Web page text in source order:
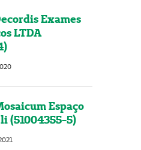
Exames
LTDA
Espaço
(51004355-5)